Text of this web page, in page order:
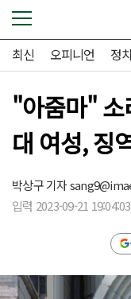
최신 오피니언 정치
"아줌마" 소
대 여성, 징
박상구 기자
입력 2023-09-21 19:04:03